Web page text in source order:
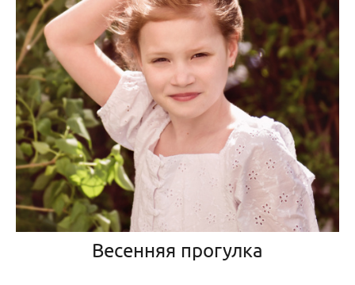
Весенняя прогулка